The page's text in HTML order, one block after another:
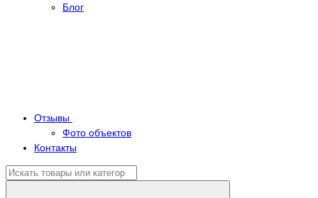
Блог
Отзывы
Фото объектов
Контакты